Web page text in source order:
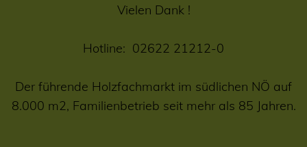
Vielen Dank !
Hotline: 02622 21212-0
Der führende Holzfachmarkt im südlichen NÖ auf
8.000 m2, Familienbetrieb seit mehr als 85 Jahren.